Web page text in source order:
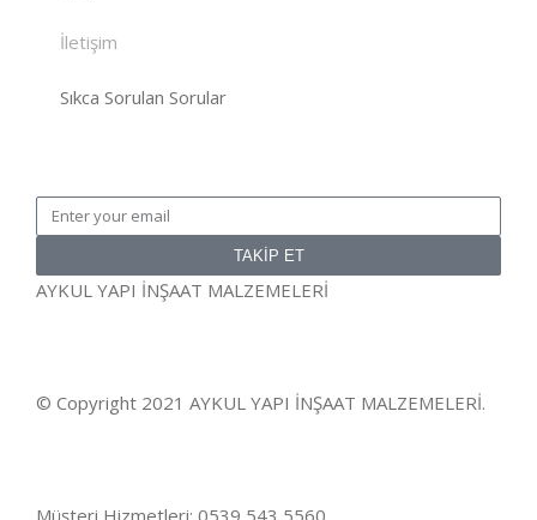
İletişim
Sıkca Sorulan Sorular
TAKİP ET
AYKUL YAPI İNŞAAT MALZEMELERİ
© Copyright 2021 AYKUL YAPI İNŞAAT MALZEMELERİ.
Müşteri Hizmetleri: 0539 543 5560